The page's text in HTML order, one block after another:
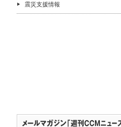
震災支援情報